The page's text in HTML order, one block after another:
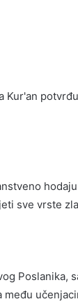
Kur'an
sve vrste
Poslanika,